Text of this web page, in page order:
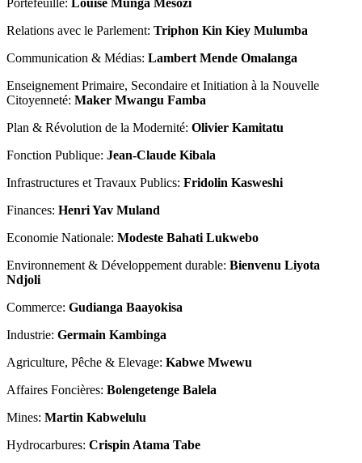
Relations avec le Parlement: Triphon Kin Kiey Mulumba
Communication & Médias: Lambert Mende Omalanga
Enseignement Primaire, Secondaire et Initiation à la Nouvelle
Citoyenneté: Maker Mwangu Famba
Plan & Révolution de la Modernité: Olivier Kamitatu
Fonction Publique: Jean-Claude Kibala
Infrastructures et Travaux Publics: Fridolin Kasweshi
Finances: Henri Yav Muland
Economie Nationale: Modeste Bahati Lukwebo
Environnement & Développement durable: Bienvenu Liyota
Ndjoli
Commerce: Gudianga Baayokisa
Industrie: Germain Kambinga
Agriculture, Pêche & Elevage: Kabwe Mwewu
Affaires Foncières: Bolengetenge Balela
Mines: Martin Kabwelulu
Hydrocarbures: Crispin Atama Tabe